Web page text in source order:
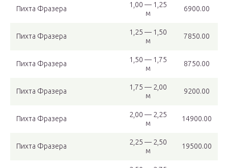
Пихта Фразера
1,00 — 1,25
м
6900.00
Пихта Фразера
1,25 — 1,50
м
7850.00
Пихта Фразера
1,50 — 1,75
м
8750.00
Пихта Фразера
1,75 — 2,00
м
9200.00
Пихта Фразера
2,00 — 2,25
м
14900.00
Пихта Фразера
2,25 — 2,50
м
19500.00